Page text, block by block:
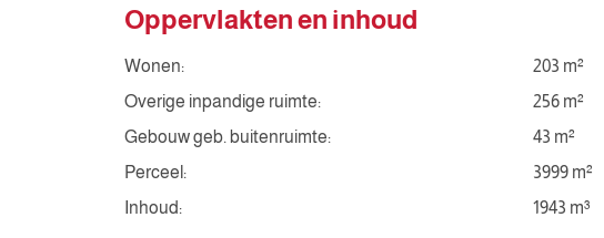
Oppervlakten en inhoud
Wonen:
203 m²
Overige inpandige ruimte:
256 m²
Gebouw geb. buitenruimte:
43 m²
Perceel:
3999 m²
Inhoud:
1943 m³